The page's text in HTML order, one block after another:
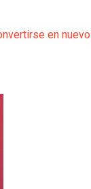
en nuevo